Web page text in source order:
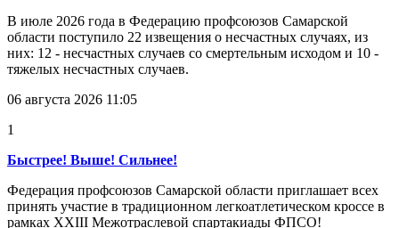
В июле 2026 года в Федерацию профсоюзов Самарской
области поступило 22 извещения о несчастных случаях, из
них: 12 - несчастных случаев со смертельным исходом и 10 -
тяжелых несчастных случаев.
06 августа 2026 11:05
1
Быстрее! Выше! Сильнее!
Федерация профсоюзов Самарской области приглашает всех
принять участие в традиционном легкоатлетическом кроссе в
рамках XXIII Межотраслевой спартакиады ФПСО!